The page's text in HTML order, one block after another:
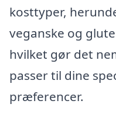
kosttyper,
veganske og
hvilket gør det
passer til dine
præferencer.